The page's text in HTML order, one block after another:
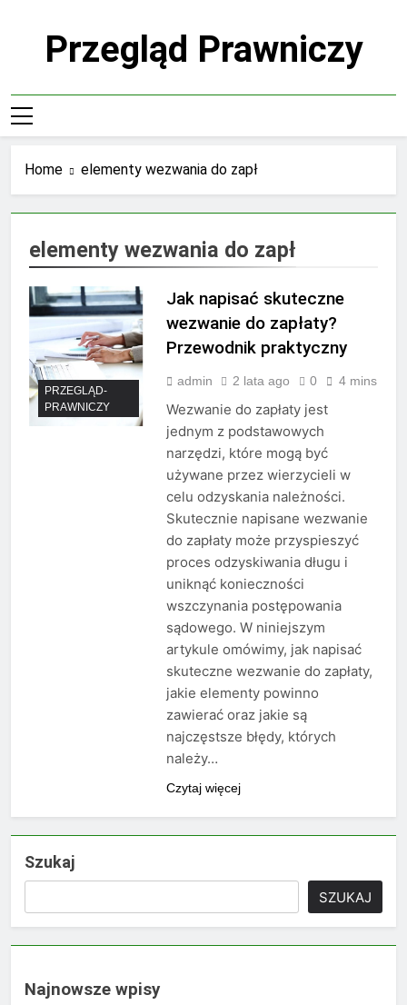
Przegląd Prawniczy
Home elementy wezwania do zapł
elementy wezwania do zapł
PRZEGLĄD-
PRAWNICZY
Jak napisać skuteczne
wezwanie do zapłaty?
Przewodnik praktyczny
admin 2 lata ago 0 4 mins
Wezwanie do zapłaty jest
jednym z podstawowych
narzędzi, które mogą być
używane przez wierzycieli w
celu odzyskania należności.
Skutecznie napisane wezwanie
do zapłaty może przyspieszyć
proces odzyskiwania długu i
uniknąć konieczności
wszczynania postępowania
sądowego. W niniejszym
artykule omówimy, jak napisać
skuteczne wezwanie do zapłaty,
jakie elementy powinno
zawierać oraz jakie są
najczęstsze błędy, których
należy…
Czytaj więcej
Szukaj
SZUKAJ
Najnowsze wpisy